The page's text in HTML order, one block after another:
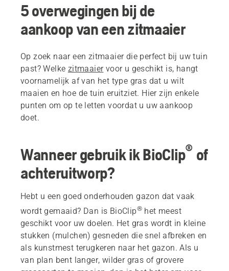
5 overwegingen bij de
aankoop van een zitmaaier
Op zoek naar een zitmaaier die perfect bij uw tuin
past? Welke zitmaaiervoor u geschikt is, hangt
voornamelijk af van het type gras dat u wilt
maaien en hoe de tuin eruitziet. Hier zijn enkele
punten om op te letten voordat u uw aankoop
doet.
Wanneer gebruik ik BioClip® of
achteruitworp?
Hebt u een goed onderhouden gazon dat vaak
wordt gemaaid? Dan is BioClip® het meest
geschikt voor uw doelen. Het gras wordt in kleine
stukken (mulchen) gesneden die snel afbreken en
als kunstmest terugkeren naar het gazon. Als u
van plan bent langer, wilder gras of grovere